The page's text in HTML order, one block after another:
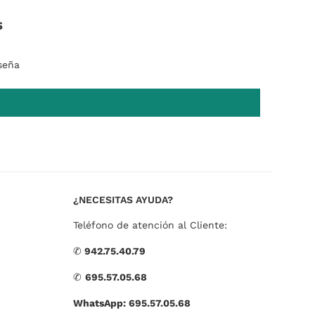
¿NECESITAS AYUDA?
Teléfono de atención al Cliente:
✆ 942.75.40.79
✆ 695.57.05.68
WhatsApp: 695.57.05.68